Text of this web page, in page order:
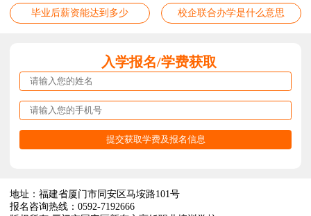
毕业后薪资能达到多少 校企联合办学是什么意思
入学报名/学费获取
地址：福建省厦门市同安区马垵路101号
报名咨询热线：0592-7192666